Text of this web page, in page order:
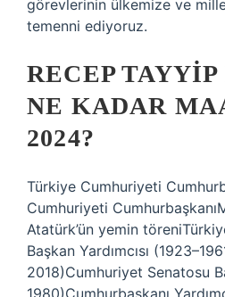
görevlerinin ülkemize ve
temenni ediyoruz.
RECEP
NE KADAR
2024?
Türkiye Cumhuriyeti
Cumhuriyeti
Atatürk’ün yemin
Başkan Yardımcısı
2018)Cumhuriyet Senatosu
1980)Cumhurbaşkanı